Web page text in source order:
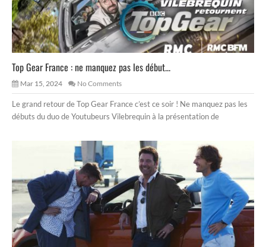
Top Gear France : ne manquez pas les début...
Mar 15, 2024 No Comments
Le grand retour de Top Gear France c’est ce soir ! Ne manquez pas les
débuts du duo de Youtubeurs Vilebrequin à la présentation de